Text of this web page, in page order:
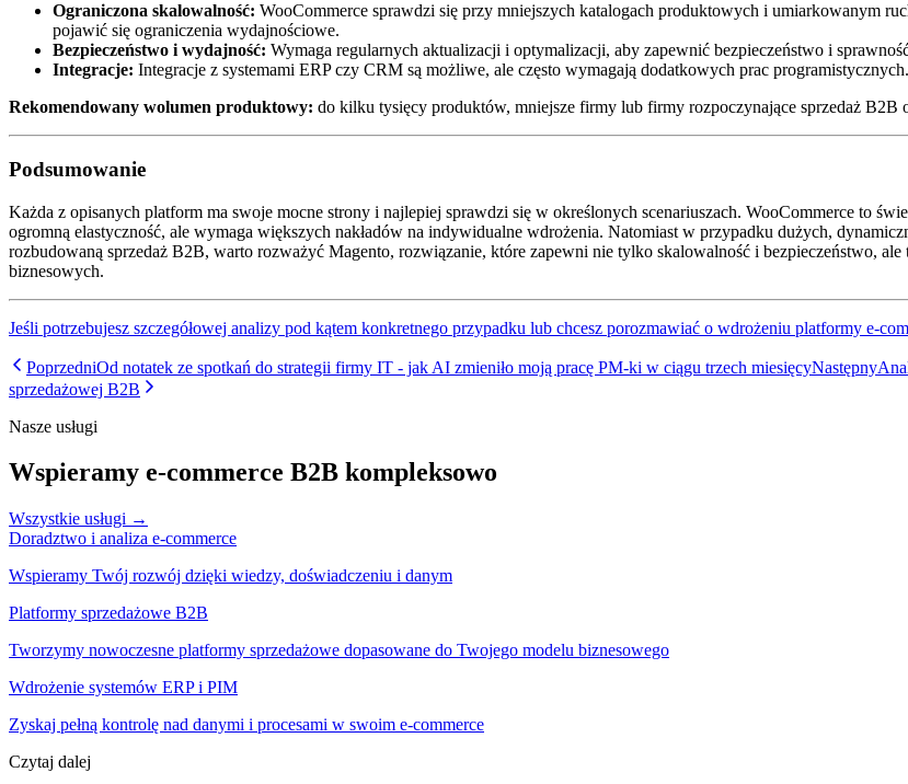
Ograniczona skalowalność: WooCommerce sprawdzi się przy mniejszych katalogach produktowych i umiarkowanym
pojawić się ograniczenia wydajnościowe.
Bezpieczeństwo i wydajność: Wymaga regularnych aktualizacji i optymalizacji, aby zapewnić bezpieczeństwo i
Integracje: Integracje z systemami ERP czy CRM są możliwe, ale często wymagają dodatkowych prac programistycznych.
Rekomendowany wolumen produktowy: do kilku tysięcy produktów, mniejsze firmy lub firmy rozpoczynające sprzedaż B2B
Podsumowanie
Każda z opisanych platform ma swoje mocne strony i najlepiej sprawdzi się w określonych scenariuszach. WooCommerce to
ogromną elastyczność, ale wymaga większych nakładów na indywidualne wdrożenia. Natomiast w przypadku dużych,
rozbudowaną sprzedaż B2B, warto rozważyć Magento, rozwiązanie, które zapewni nie tylko skalowalność i bezpieczeństwo,
biznesowych.
Jeśli potrzebujesz szczegółowej analizy pod kątem konkretnego przypadku lub chcesz porozmawiać o wdrożeniu platformy e-
PoprzedniOd notatek ze spotkań do strategii firmy IT - jak AI zmieniło moją pracę PM-ki w ciągu trzech miesięcyNastępny
sprzedażowej B2B
Nasze usługi
Wspieramy e-commerce B2B kompleksowo
Wszystkie usługi →
Doradztwo i analiza e-commerce
Wspieramy Twój rozwój dzięki wiedzy, doświadczeniu i danym
Platformy sprzedażowe B2B
Tworzymy nowoczesne platformy sprzedażowe dopasowane do Twojego modelu biznesowego
Wdrożenie systemów ERP i PIM
Zyskaj pełną kontrolę nad danymi i procesami w swoim e-commerce
Czytaj dalej